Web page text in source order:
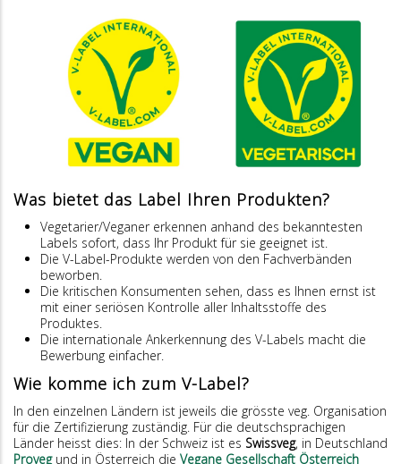
Was bietet das Label Ihren Produkten?
Vegetarier/Veganer erkennen anhand des bekanntesten
Labels sofort, dass Ihr Produkt für sie geeignet ist.
Die V-Label-Produkte werden von den Fachverbänden
beworben.
Die kritischen Konsumenten sehen, dass es Ihnen ernst ist
mit einer seriösen Kontrolle aller Inhaltsstoffe des
Produktes.
Die internationale Ankerkennung des V-Labels macht die
Bewerbung einfacher.
Wie komme ich zum V-Label?
In den einzelnen Ländern ist jeweils die grösste veg. Organisation
für die Zertifizierung zuständig. Für die deutschsprachigen
Länder heisst dies: In der Schweiz ist es Swissveg, in Deutschland
Provegund in Österreich die Vegane Gesellschaft Österreich